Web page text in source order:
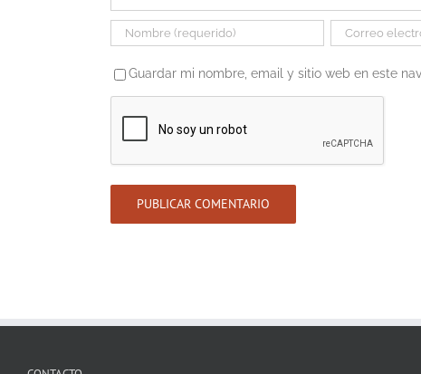
Guardar mi nombre, email y sitio web en este